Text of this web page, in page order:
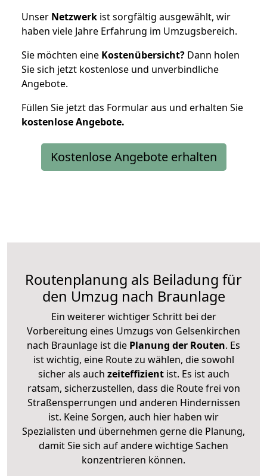
Unser Netzwerk ist sorgfältig ausgewählt, wir
haben viele Jahre Erfahrung im Umzugsbereich.
Sie möchten eine Kostenübersicht? Dann holen
Sie sich jetzt kostenlose und unverbindliche
Angebote.
Füllen Sie jetzt das Formular aus und erhalten Sie
kostenloseAngebote.
Kostenlose Angebote erhalten
Routenplanung als Beiladung für
den Umzug nach Braunlage
Ein weiterer wichtiger Schritt bei der
Vorbereitung eines Umzugs von Gelsenkirchen
nach Braunlage ist die Planung der Routen. Es
ist wichtig, eine Route zu wählen, die sowohl
sicher als auch zeiteffizientist. Es ist auch
ratsam, sicherzustellen, dass die Route frei von
Straßensperrungen und anderen Hindernissen
ist. Keine Sorgen, auch hier haben wir
Spezialisten und übernehmen gerne die Planung,
damit Sie sich auf andere wichtige Sachen
konzentrieren können.